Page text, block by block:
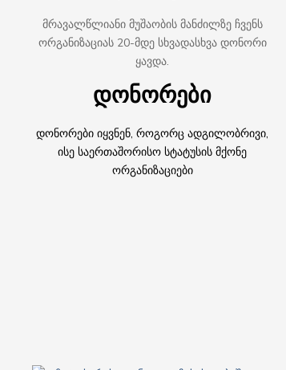
მრავალწლიანი მუშაობის მანძილზე ჩვენს
ორგანიზაციას 20-მდე სხვადასხვა დონორი
ყავდა.
დონორები
დონორები იყვნენ, როგორც ადგილობრივი,
ისე საერთაშორისო სტატუსის მქონე
ორგანიზაციები